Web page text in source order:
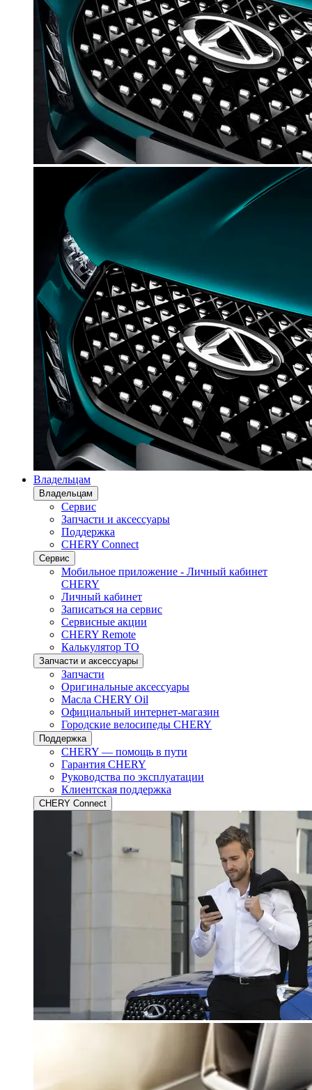
Владельцам
Владельцам
Сервис
Запчасти и аксессуары
Поддержка
CHERY Connect
Сервис
Мобильное приложение - Личный кабинет
CHERY
Личный кабинет
Записаться на сервис
Сервисные акции
CHERY Remote
Калькулятор ТО
Запчасти и аксессуары
Запчасти
Оригинальные аксессуары
Масла CHERY Oil
Официальный интернет-магазин
Городские велосипеды CHERY
Поддержка
CHERY — помощь в пути
Гарантия CHERY
Руководства по эксплуатации
Клиентская поддержка
CHERY Connect